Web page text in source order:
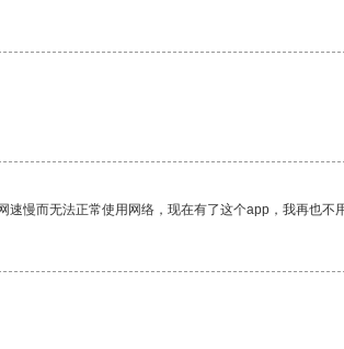
慢而无法正常使用网络，现在有了这个app，我再也不